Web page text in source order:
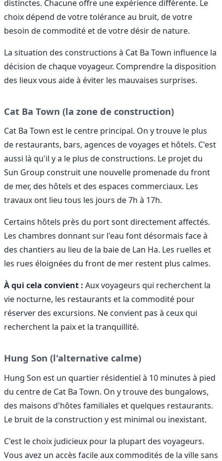
distinctes. Chacune offre une expérience différente. Le
choix dépend de votre tolérance au bruit, de votre
besoin de commodité et de votre désir de nature.
La situation des constructions à Cat Ba Town influence la
décision de chaque voyageur. Comprendre la disposition
des lieux vous aide à éviter les mauvaises surprises.
Cat Ba Town (la zone de construction)
Cat Ba Town est le centre principal. On y trouve le plus
de restaurants, bars, agences de voyages et hôtels. C'est
aussi là qu'il y a le plus de constructions. Le projet du
Sun Group construit une nouvelle promenade du front
de mer, des hôtels et des espaces commerciaux. Les
travaux ont lieu tous les jours de 7h à 17h.
Certains hôtels près du port sont directement affectés.
Les chambres donnant sur l'eau font désormais face à
des chantiers au lieu de la baie de Lan Ha. Les ruelles et
les rues éloignées du front de mer restent plus calmes.
À qui cela convient : Aux voyageurs qui recherchent la
vie nocturne, les restaurants et la commodité pour
réserver des excursions. Ne convient pas à ceux qui
recherchent la paix et la tranquillité.
Hung Son (l'alternative calme)
Hung Son est un quartier résidentiel à 10 minutes à pied
du centre de Cat Ba Town. On y trouve des bungalows,
des maisons d'hôtes familiales et quelques restaurants.
Le bruit de la construction y est minimal ou inexistant.
C'est le choix judicieux pour la plupart des voyageurs.
Vous avez un accès facile aux commodités de la ville sans